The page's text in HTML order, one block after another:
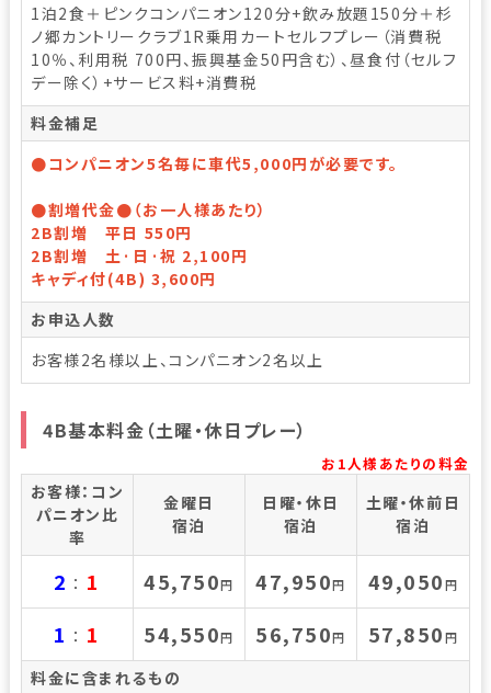
1泊2食＋ピンクコンパニオン120分+飲み放題150分＋杉
ノ郷カントリークラブ1R乗用カートセルフプレー（消費税
10％、利用税 700円、振興基金50円含む）、昼食付（セルフ
デー除く）+サービス料+消費税
料金補足
●コンパニオン5名毎に車代5,000円が必要です。
●割増代金●（お一人様あたり）
2B割増 平日 550円
2B割増 土·日·祝 2,100円
キャディ付(4B) 3,600円
お申込人数
お客様2名様以上、コンパニオン2名以上
4B基本料金（土曜・休日プレー）
お1人様あたりの料金
お客様：コン
パニオン比
率
金曜日
宿泊
日曜・休日
宿泊
土曜・休前日
宿泊
2 ： 1 45,750円 47,950円 49,050円
1 ： 1 54,550円 56,750円 57,850円
料金に含まれるもの